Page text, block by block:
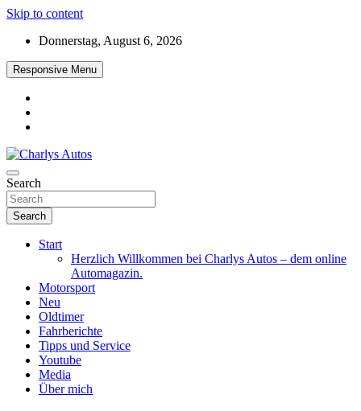
Skip to content
Donnerstag, August 6, 2026
Responsive Menu
Charlys Autos
Das neue Automagazin – global. regional. informativ. interaktiv
Search
Search
Start
Herzlich Willkommen bei Charlys Autos – dem online
Automagazin.
Motorsport
Neu
Oldtimer
Fahrberichte
Tipps und Service
Youtube
Media
Über mich